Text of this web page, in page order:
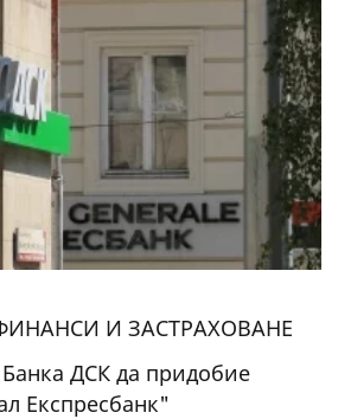
И ЗАСТРАХОВАНЕ
ДСК да придобие
Експресбанк"